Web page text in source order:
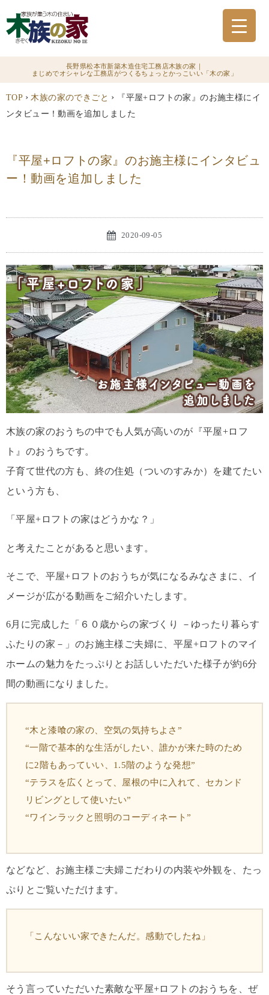
長野県松本市新築木造住宅工務店木族の家｜
まじめでオシャレな工務店がつくるちょっとかっこいい「木の家」
TOP › 木族の家のできごと › 『平屋+ロフトの家』のお施主様にイ
ンタビュー！動画を追加しました
『平屋+ロフトの家』のお施主様にインタビュ
ー！動画を追加しました
2020-09-05
木族の家のおうちの中でも人気が高いのが『平屋+ロフ
ト』のおうちです。
子育て世代の方も、終の住処（ついのすみか）を建てたい
という方も、
「平屋+ロフトの家はどうかな？」
と考えたことがあると思います。
そこで、平屋+ロフトのおうちが気になるみなさまに、イ
メージが広がる動画をご紹介いたします。
6月に完成した「６０歳からの家づくり －ゆったり暮らす
ふたりの家－」のお施主様ご夫婦に、平屋+ロフトのマイ
ホームの魅力をたっぷりとお話しいただいた様子が約6分
間の動画になりました。
“木と漆喰の家の、空気の気持ちよさ”
“一階で基本的な生活がしたい、誰かが来た時のため
に2階もあっていい、1.5階のような発想”
“テラスを広くとって、屋根の中に入れて、セカンド
リビングとして使いたい”
“ワインラックと照明のコーディネート”
などなど、お施主様ご夫婦こだわりの内装や外観を、たっ
ぷりとご覧いただけます。
「こんないい家できたんだ。感動でしたね」
そう言っていただいた素敵な平屋+ロフトのおうちを、ぜ